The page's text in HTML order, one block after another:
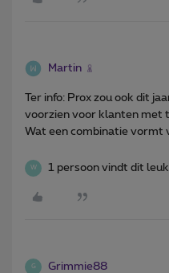
Martin
Ter info: Prox zou ook dit
voorzien voor klanten met
Wat een combinatie vormt
W 1 persoon vindt dit leuk
G Grimmie88